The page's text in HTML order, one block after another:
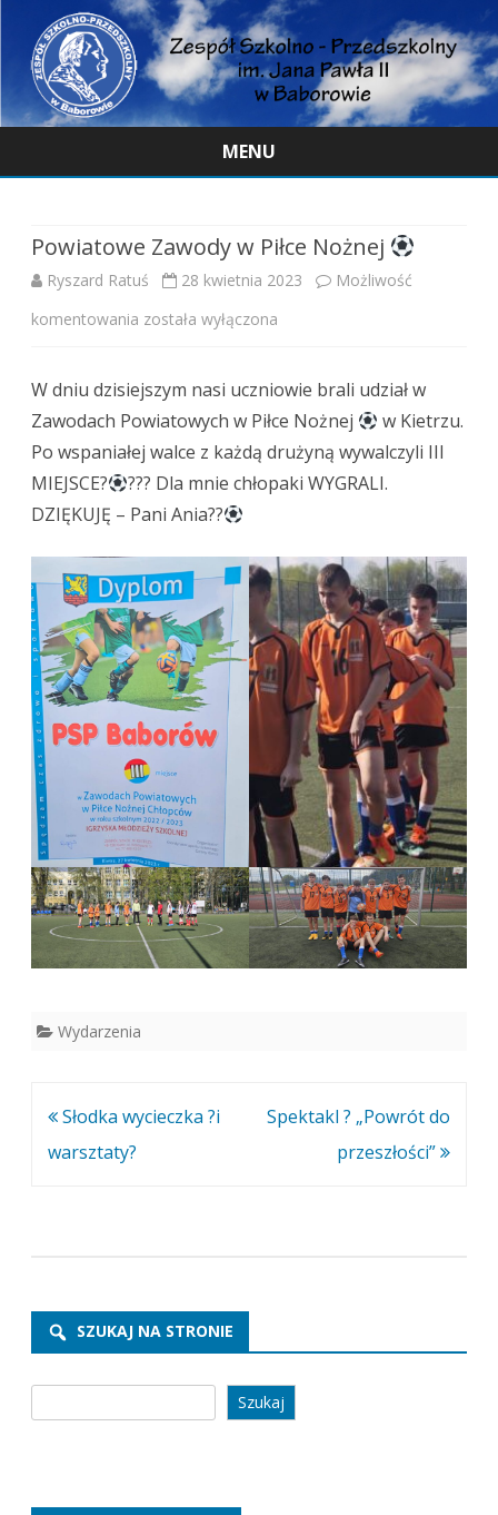
MENU
Powiatowe Zawody w Piłce Nożnej
Ryszard Ratuś 28 kwietnia 2023
Możliwość
komentowania Powiatowe
w
Nożnej
została wyłączona
W dniu dzisiejszym nasi uczniowie brali udział w
Zawodach Powiatowych w Piłce Nożnej
w Kietrzu.
Po wspaniałej walce z każdą drużyną wywalczyli III
MIEJSCE?
??? Dla mnie chłopaki WYGRALI.
DZIĘKUJĘ – Pani Ania??
Wydarzenia
Nawigacja
wpisu
Słodka wycieczka ?i
warsztaty?
Spektakl ? „Powrót do
przeszłości”
SZUKAJ NA STRONIE
Szukaj